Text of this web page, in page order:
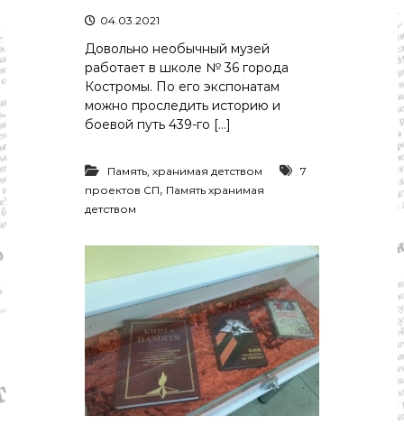
04.03.2021
Довольно необычный музей
работает в школе № 36 города
Костромы. По его экспонатам
можно проследить историю и
боевой путь 439-го […]
Память, хранимая детством
7
проектов СП, Память хранимая
детством